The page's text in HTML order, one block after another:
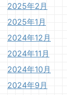
2025年2月
2025年1月
2024年12月
2024年11月
2024年10月
2024年9月